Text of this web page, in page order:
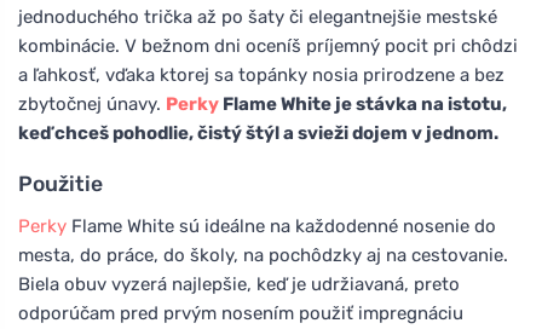
jednoduchého trička až po šaty či elegantnejšie mestské
kombinácie. V bežnom dni oceníš príjemný pocit pri chôdzi
a ľahkosť, vďaka ktorej sa topánky nosia prirodzene a bez
zbytočnej únavy. Perky Flame White je stávka na istotu,
keď chceš pohodlie, čistý štýl a svieži dojem v jednom.
Použitie
Perky Flame White sú ideálne na každodenné nosenie do
mesta, do práce, do školy, na pochôdzky aj na cestovanie.
Biela obuv vyzerá najlepšie, keď je udržiavaná, preto
odporúčam pred prvým nosením použiť impregnáciu